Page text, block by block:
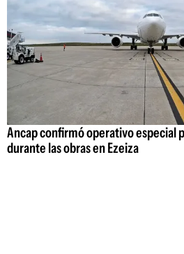
Ancap confirmó operativo especial
durante las obras en Ezeiza